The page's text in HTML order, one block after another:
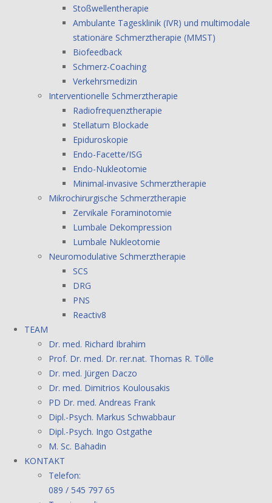
Stoßwellentherapie
Ambulante Tagesklinik (IVR) und multimodale
stationäre Schmerztherapie (MMST)
Biofeedback
Schmerz-Coaching
Verkehrsmedizin
Interventionelle Schmerztherapie
Radiofrequenztherapie
Stellatum Blockade
Epiduroskopie
Endo-Facette/ISG
Endo-Nukleotomie
Minimal-invasive Schmerztherapie
Mikrochirurgische Schmerztherapie
Zervikale Foraminotomie
Lumbale Dekompression
Lumbale Nukleotomie
Neuromodulative Schmerztherapie
SCS
DRG
PNS
Reactiv8
TEAM
Dr. med. Richard Ibrahim
Prof. Dr. med. Dr. rer.nat. Thomas R. Tölle
Dr. med. Jürgen Daczo
Dr. med. Dimitrios Koulousakis
PD Dr. med. Andreas Frank
Dipl.-Psych. Markus Schwabbaur
Dipl.-Psych. Ingo Ostgathe
M. Sc. Bahadin
KONTAKT
Telefon:
089 / 545 797 65